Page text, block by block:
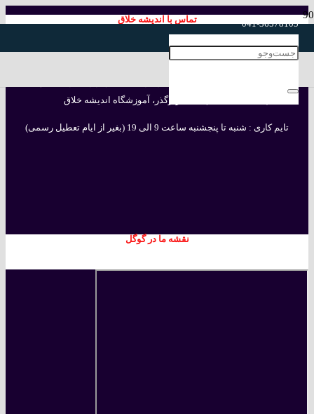
041-36578105
041-36578925
تماس با اندیشه خلاق
041-36578925 , 041-36578105
(علامه طباطبائی)، جنب زیرگذر، آموزشگاه اندیشه خلاق
تایم کاری : شنبه تا پنجشنبه ساعت 9 الی 19 (بغیر از ایام تعطیل رسمی)
نقشه ما در گوگل